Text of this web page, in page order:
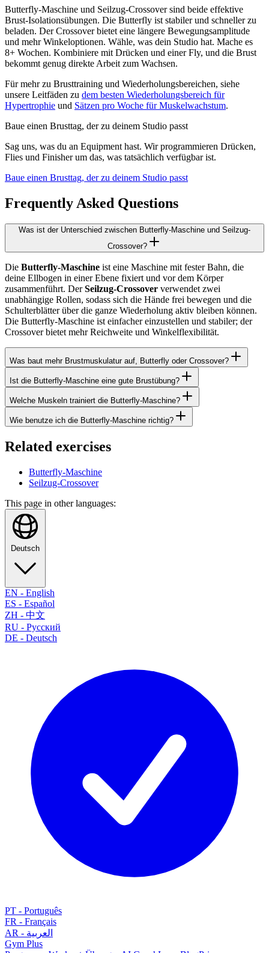
Butterfly-Maschine und Seilzug-Crossover sind beide effektive
Brust-Isolationsübungen. Die Butterfly ist stabiler und schneller zu
beladen. Der Crossover bietet eine längere Bewegungsamplitude
und mehr Winkeloptionen. Wähle, was dein Studio hat. Mache es
8+ Wochen. Kombiniere mit Drücken und einer Fly, und die Brust
bekommt genug direkte Arbeit zum Wachsen.
Für mehr zu Brusttraining und Wiederholungsbereichen, siehe
unsere Leitfäden zu dem besten Wiederholungsbereich für
Hypertrophie und Sätzen pro Woche für Muskelwachstum.
Baue einen Brusttag, der zu deinem Studio passt
Sag uns, was du an Equipment hast. Wir programmieren Drücken,
Flies und Finisher um das, was tatsächlich verfügbar ist.
Baue einen Brusttag, der zu deinem Studio passt
Frequently Asked Questions
Was ist der Unterschied zwischen Butterfly-Maschine und Seilzug-
Crossover?
Die Butterfly-Maschine ist eine Maschine mit fester Bahn, die
deine Ellbogen in einer Ebene fixiert und vor dem Körper
zusammenführt. DerSeilzug-Crossover verwendet zwei
unabhängige Rollen, sodass sich die Hände frei bewegen und die
Schulterblätter über die ganze Wiederholung aktiv bleiben können.
Die Butterfly-Maschine ist einfacher einzustellen und stabiler; der
Crossover bietet mehr Reichweite und Winkelflexibilität.
Was baut mehr Brustmuskulatur auf, Butterfly oder Crossover?
Ist die Butterfly-Maschine eine gute Brustübung?
Welche Muskeln trainiert die Butterfly-Maschine?
Wie benutze ich die Butterfly-Maschine richtig?
Related exercises
Butterfly-Maschine
Seilzug-Crossover
This page in other languages:
Deutsch
EN - English
ES - Español
ZH - 中文
RU - Русский
DE - Deutsch
PT - Português
FR - Français
AR - العربية
Gym Plus